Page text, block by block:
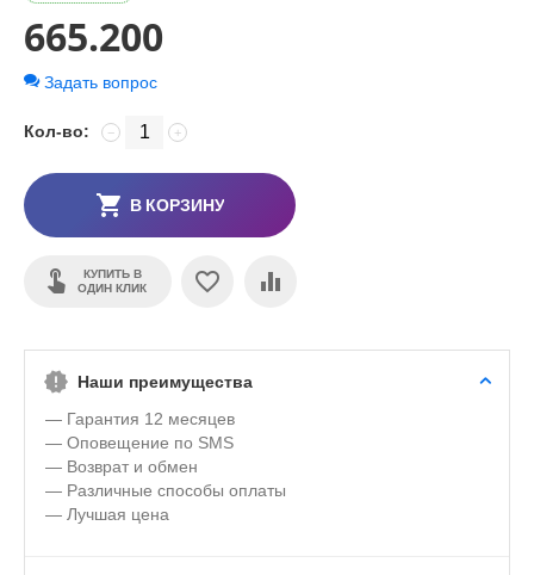
665.200
Задать вопрос
Кол-во: +
−
В КОРЗИНУ
КУПИТЬ В
ОДИН КЛИК
Наши преимущества
— Гарантия 12 месяцев
— Оповещение по SMS
— Возврат и обмен
— Различные способы оплаты
— Лучшая цена